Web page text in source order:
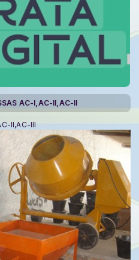
AC-I,AC-II,AC-II
II,AC-III